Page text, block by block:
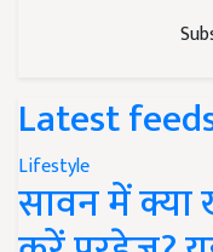
Latest
Lifestyle
सावन में